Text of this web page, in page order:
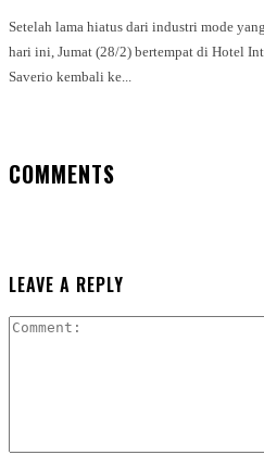
Setelah lama hiatus dari industri mode
hari ini, Jumat (28/2) bertempat di Hotel
Saverio kembali ke...
COMMENTS
LEAVE A REPLY